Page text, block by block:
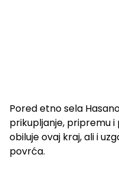
Pored etno sela
prikupljanje, pripremu
obiluje ovaj kraj, ali i
povrća.